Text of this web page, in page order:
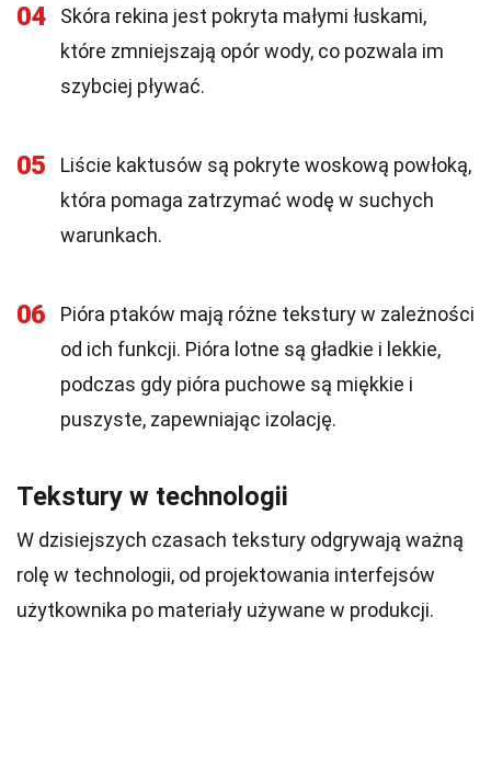
04
Skóra rekina jest pokryta małymi łuskami,
które zmniejszają opór wody, co pozwala im
szybciej pływać.
05
Liście kaktusów są pokryte woskową powłoką,
która pomaga zatrzymać wodę w suchych
warunkach.
06
Pióra ptaków mają różne tekstury w zależności
od ich funkcji. Pióra lotne są gładkie i lekkie,
podczas gdy pióra puchowe są miękkie i
puszyste, zapewniając izolację.
Tekstury w technologii
W dzisiejszych czasach tekstury odgrywają ważną
rolę w technologii, od projektowania interfejsów
użytkownika po materiały używane w produkcji.